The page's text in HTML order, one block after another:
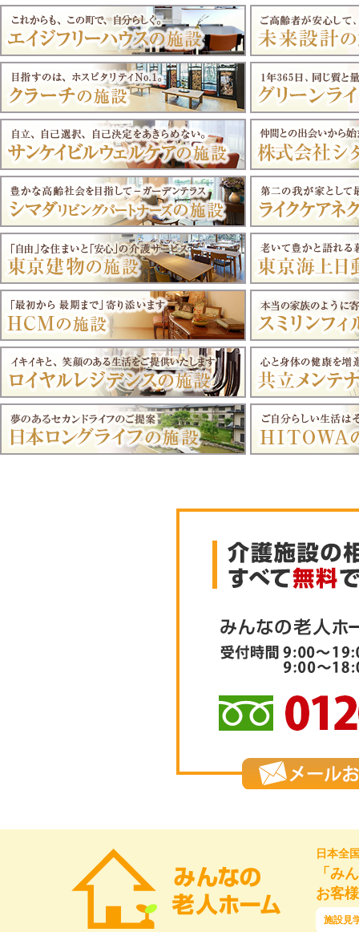
日本全
「み
お客
施設見